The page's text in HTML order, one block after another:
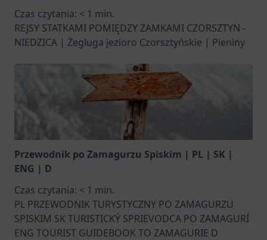
Czas czytania: < 1 min.
REJSY STATKAMI POMIĘDZY ZAMKAMI CZORSZTYN -
NIEDZICA | Żegluga jezioro Czorsztyńskie | Pieniny
Przewodnik po Zamagurzu Spiskim | PL | SK |
ENG | D
Czas czytania: < 1 min.
PL PRZEWODNIK TURYSTYCZNY PO ZAMAGURZU
SPISKIM SK TURISTICKÝ SPRIEVODCA PO ZAMAGURÍ
ENG TOURIST GUIDEBOOK TO ZAMAGURIE D